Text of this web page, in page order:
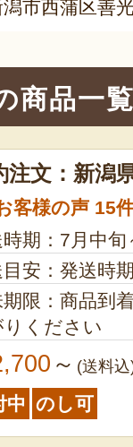
市西蒲区善
商品一
注文：新潟
客様の声 15
期：7月中旬
安：発送時
期限：商品到
りください
～ (送料
中 のし可